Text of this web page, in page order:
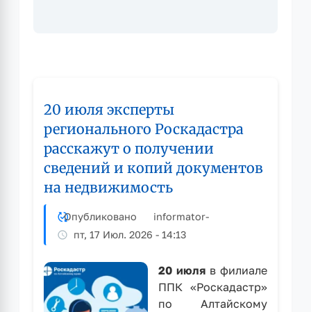
20 июля эксперты
регионального Роскадастра
расскажут о получении
сведений и копий документов
на недвижимость
Опубликовано informator-
пт, 17 Июл. 2026 - 14:13
20 июля в филиале
ППК «Роскадастр»
по Алтайскому